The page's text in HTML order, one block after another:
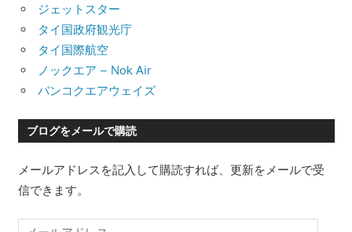
ジェットスター
タイ国政府観光庁
タイ国際航空
ノックエア – Nok Air
バンコクエアウェイズ
ブログをメールで購読
メールアドレスを記入して購読すれば、更新をメールで受
信できます。